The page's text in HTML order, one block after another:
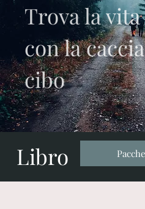
Trova la
con la
cibo
Libro